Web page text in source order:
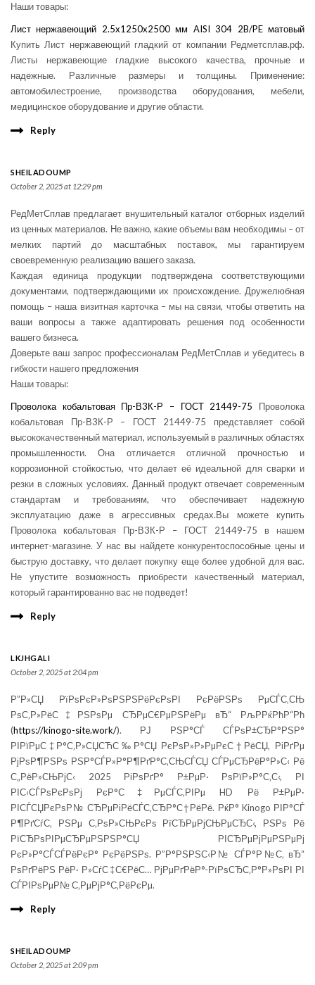
Наши товары:
Лист нержавеющий 2.5x1250x2500 мм AISI 304 2B/PE матовый
Купить Лист нержавеющий гладкий от компании Редметсплав.рф.
Листы нержавеющие гладкие высокого качества, прочные и
надежные. Различные размеры и толщины. Применение:
автомобилестроение, производства оборудования, мебели,
медицинское оборудование и другие области.
Reply
SHEILADOUMP
October 2, 2025 at 12:29 pm
РедМетСплав предлагает внушительный каталог отборных изделий
из ценных материалов. Не важно, какие объемы вам необходимы – от
мелких партий до масштабных поставок, мы гарантируем
своевременную реализацию вашего заказа.
Каждая единица продукции подтверждена соответствующими
документами, подтверждающими их происхождение. Дружелюбная
помощь – наша визитная карточка – мы на связи, чтобы ответить на
ваши вопросы а также адаптировать решения под особенности
вашего бизнеса.
Доверьте ваш запрос профессионалам РедМетСплав и убедитесь в
гибкости нашего предложения
Наши товары:
Проволока кобальтовая Пр-В3К-Р – ГОСТ 21449-75 Проволока
кобальтовая Пр-В3К-Р – ГОСТ 21449-75 представляет собой
высококачественный материал, используемый в различных областях
промышленности. Она отличается отличной прочностью и
коррозионной стойкостью, что делает её идеальной для сварки и
резки в сложных условиях. Данный продукт отвечает современным
стандартам и требованиям, что обеспечивает надежную
эксплуатацию даже в агрессивных средах.Вы можете купить
Проволока кобальтовая Пр-В3К-Р – ГОСТ 21449-75 в нашем
интернет-магазине. У нас вы найдете конкурентоспособные цены и
быструю доставку, что делает покупку еще более удобной для вас.
Не упустите возможность приобрести качественный материал,
который гарантированно вас не подведет!
Reply
LKJHGALI
October 2, 2025 at 2:04 pm
Р”Р»СЏ РїРѕРєР»РѕРЅРЅРёРєРѕРІ РєРёРЅРѕ РµСЃС‚СЊ
РѕС‚Р»РёС‡РЅРѕРµ СЂРµС€РµРЅРёРµ вЂ“ РљРРќРћР“Рћ
(https://kinogo-site.work/). РЈ РЅР°СЃ СЃРѕР±СЂР°РЅР°
РІРїРµС‡Р°С‚Р»СЏСЋС‰Р°СЏ РєРѕР»Р»РµРєС†РёСЏ, РіРґРµ
РјРѕР¶РЅРѕ РЅР°СЃР»Р°Р¶РґР°С‚СЊСЃСЏ СЃРµСЂРёР°Р»С‹ Рё
С„РёР»СЊРјС‹ 2025 РіРѕРґР° Р±РµР· РѕРїР»Р°С‚С‹, РІ
РІС‹СЃРѕРєРѕРј РєР°С‡РµСЃС‚РІРµ HD Рё Р±РµР·
РІСЃСЏРєРѕР№ СЂРµРіРёСЃС‚СЂР°С†РёРё. РќР° Kinogo РІР°СЃ
Р¶РґСѓС‚ РЅРµ С‚РѕР»СЊРєРѕ РїСЂРµРјСЊРµСЂС‹, РЅРѕ Рё
РїСЂРѕРІРµСЂРµРЅРЅР°СЏ РІСЂРµРјРµРЅРµРј
РєР»Р°СЃСЃРёРєР° РєРёРЅРѕ. Р”Р°РЅРЅС‹Р№ СЃР°Р№С‚ вЂ“
РѕРґРёРЅ РёР· Р»СѓС‡С€РёС… РјРµРґРёР°-РїРѕСЂС‚Р°Р»РѕРІ РІ
СЃРІРѕРµР№ С‚РµРјР°С‚РёРєРµ.
Reply
SHEILADOUMP
October 2, 2025 at 2:09 pm